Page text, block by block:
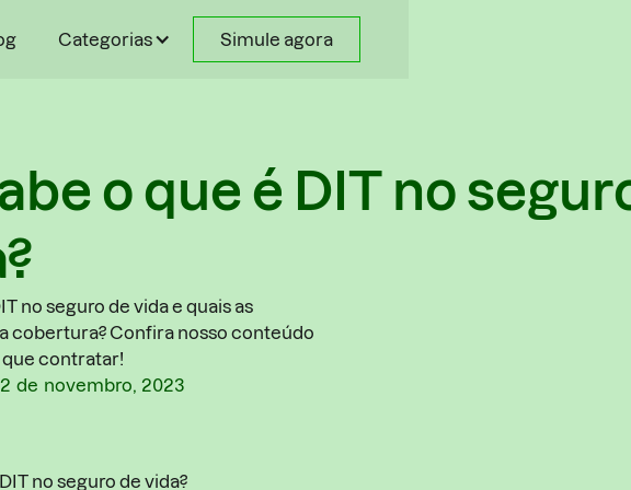
Categorias Simule agora
o que é DIT no
no seguro de vida e quais as
cobertura? Confira nosso conteúdo
que contratar!
de novembro, 2023